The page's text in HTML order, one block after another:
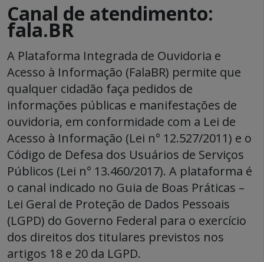
Canal de atendimento:
fala.BR
A Plataforma Integrada de Ouvidoria e
Acesso à Informação (FalaBR) permite que
qualquer cidadão faça pedidos de
informações públicas e manifestações de
ouvidoria, em conformidade com a Lei de
Acesso à Informação (Lei n° 12.527/2011) e o
Código de Defesa dos Usuários de Serviços
Públicos (Lei n° 13.460/2017). A plataforma é
o canal indicado no Guia de Boas Práticas –
Lei Geral de Proteção de Dados Pessoais
(LGPD) do Governo Federal para o exercício
dos direitos dos titulares previstos nos
artigos 18 e 20 da LGPD.